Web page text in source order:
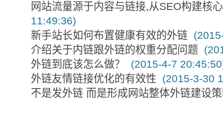
网站流量源于内容与链接,从SEO构建核
11:49:36)
新手站长如何布置健康有效的外链
介绍关于内链跟外链的权重分配问题
外链到底该怎么做？
(2015-4-7
外链友情链接优化的有效性 (2015-3-30
不是发外链 而是形成网站整体外链建设